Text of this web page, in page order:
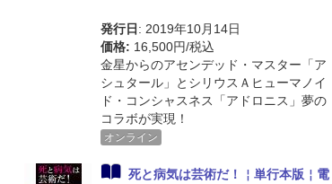
発行日 : 2019年10月14日
価格: 16,500円/税込
金星からのアセンデッド・マスター「ア
シュタール」とシリウスＡヒューマノイ
ド・コンシャスネス「アドロニス」夢の
コラボが実現！
オンライン
死と病気は芸術だ！￤単行本版￤電